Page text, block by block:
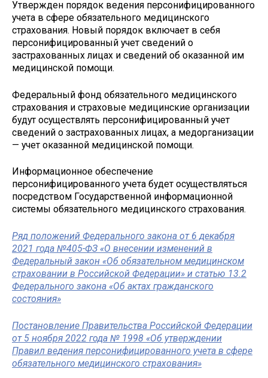
Утвержден порядок ведения персонифицированного
учета в сфере обязательного медицинского
страхования. Новый порядок включает в себя
персонифицированный учет сведений о
застрахованных лицах и сведений об оказанной им
медицинской помощи.
Федеральный фонд обязательного медицинского
страхования и страховые медицинские организации
будут осуществлять персонифицированный учет
сведений о застрахованных лицах, а медорганизации
— учет оказанной медицинской помощи.
Информационное обеспечение
персонифицированного учета будет осуществляться
посредством Государственной информационной
системы обязательного медицинского страхования.
Ряд положений Федерального закона от 6 декабря
2021 года №405-ФЗ «О внесении изменений в
Федеральный закон «Об обязательном медицинском
страховании в Российской Федерации» и статью 13.2
Федерального закона «Об актах гражданского
состояния»
Постановление Правительства Российской Федерации
от 5 ноября 2022 года № 1998 «Об утверждении
Правил ведения персонифицированного учета в сфере
обязательного медицинского страхования»